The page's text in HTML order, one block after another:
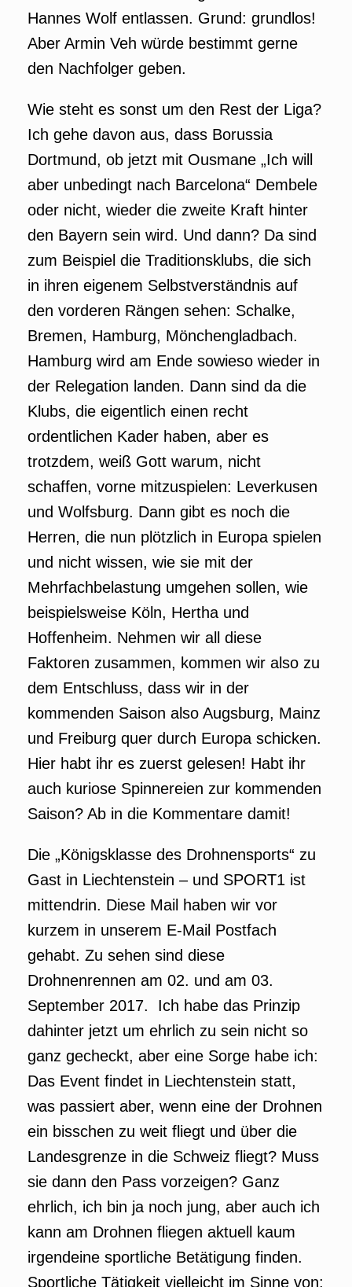
Hannes Wolf entlassen. Grund: grundlos!
Aber Armin Veh würde bestimmt gerne
den Nachfolger geben.
Wie steht es sonst um den Rest der Liga?
Ich gehe davon aus, dass Borussia
Dortmund, ob jetzt mit Ousmane „Ich will
aber unbedingt nach Barcelona“ Dembele
oder nicht, wieder die zweite Kraft hinter
den Bayern sein wird. Und dann? Da sind
zum Beispiel die Traditionsklubs, die sich
in ihren eigenem Selbstverständnis auf
den vorderen Rängen sehen: Schalke,
Bremen, Hamburg, Mönchengladbach.
Hamburg wird am Ende sowieso wieder in
der Relegation landen. Dann sind da die
Klubs, die eigentlich einen recht
ordentlichen Kader haben, aber es
trotzdem, weiß Gott warum, nicht
schaffen, vorne mitzuspielen: Leverkusen
und Wolfsburg. Dann gibt es noch die
Herren, die nun plötzlich in Europa spielen
und nicht wissen, wie sie mit der
Mehrfachbelastung umgehen sollen, wie
beispielsweise Köln, Hertha und
Hoffenheim. Nehmen wir all diese
Faktoren zusammen, kommen wir also zu
dem Entschluss, dass wir in der
kommenden Saison also Augsburg, Mainz
und Freiburg quer durch Europa schicken.
Hier habt ihr es zuerst gelesen! Habt ihr
auch kuriose Spinnereien zur kommenden
Saison? Ab in die Kommentare damit!
Die „Königsklasse des Drohnensports“ zu
Gast in Liechtenstein – und SPORT1 ist
mittendrin. Diese Mail haben wir vor
kurzem in unserem E-Mail Postfach
gehabt. Zu sehen sind diese
Drohnenrennen am 02. und am 03.
September 2017. Ich habe das Prinzip
dahinter jetzt um ehrlich zu sein nicht so
ganz gecheckt, aber eine Sorge habe ich:
Das Event findet in Liechtenstein statt,
was passiert aber, wenn eine der Drohnen
ein bisschen zu weit fliegt und über die
Landesgrenze in die Schweiz fliegt? Muss
sie dann den Pass vorzeigen? Ganz
ehrlich, ich bin ja noch jung, aber auch ich
kann am Drohnen fliegen aktuell kaum
irgendeine sportliche Betätigung finden.
Sportliche Tätigkeit vielleicht im Sinne von: